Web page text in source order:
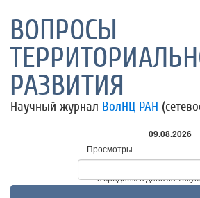
ВОПРОСЫ
РАЗВИТИЯ
Научный журнал ВолНЦ РАН
09.08.2026
Просмотры
Посетители
* - в среднем в день за